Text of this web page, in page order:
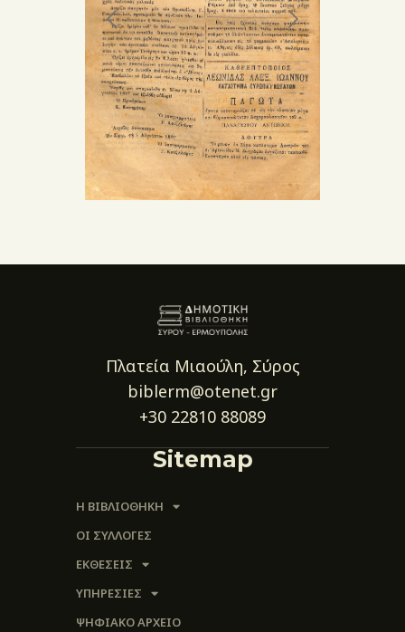
Πλατεία Μιαούλη, Σύρος
biblerm@otenet.gr
+30 22810 88089
Sitemap
Η ΒΙΒΛΙΟΘΗΚΗ
ΟΙ ΣΥΛΛΟΓΈΣ
ΕΚΘΕΣΕΙΣ
ΥΠΗΡΕΣΙΕΣ
ΨΗΦΙΑΚΌ ΑΡΧΕΊΟ